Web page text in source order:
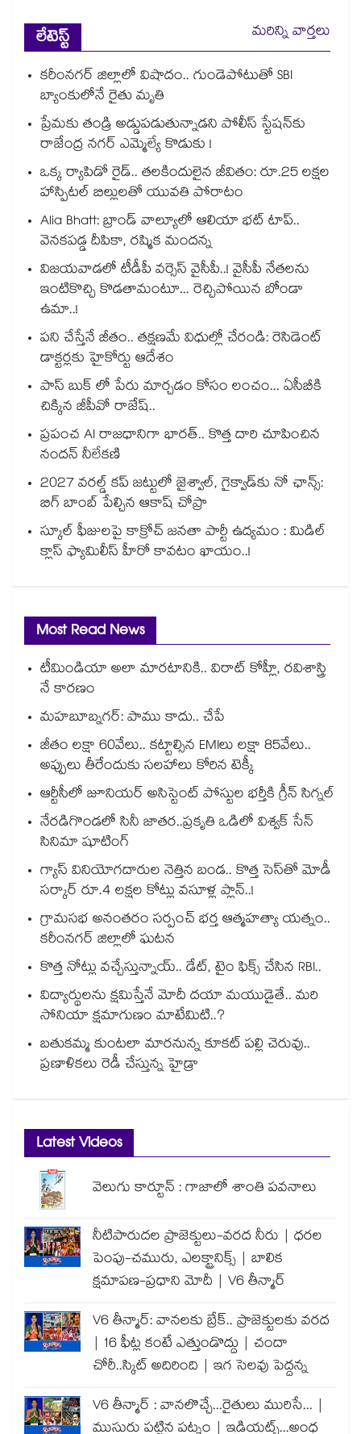
లేటెస్ట్
మరిన్ని వార్తలు
కరీంనగర్ జిల్లాలో విషాదం.. గుండెపోటుతో SBI
బ్యాంకులోనే రైతు మృతి
ప్రేమకు తండ్రి అడ్డుపడుతున్నాడని పోలీస్ స్టేషన్⁪కు
రాజేంద్ర నగర్ ఎమ్మెల్యే కొడుకు !
ఒక్క ర్యాపిడో రైడ్.. తలకిందులైన జీవితం: రూ.25 లక్షల
హాస్పిటల్ బిల్లులతో యువతి పోరాటం
Alia Bhatt: బ్రాండ్ వాల్యూలో ఆలియా భట్ టాప్..
వెనకపడ్డ దీపికా, రష్మిక మందన్న
విజయవాడలో టీడీపీ వర్సెస్ వైసీపీ..! వైసీపీ నేతలను
ఇంటికొచ్చి కొడతామంటూ... రెచ్చిపోయిన బోండా
ఉమా..!
పని చేస్తేనే జీతం.. తక్షణమే విధుల్లో చేరండి: రెసిడెంట్
డాక్టర్లకు హైకోర్టు ఆదేశం
పాస్ బుక్ లో పేరు మార్చడం కోసం లంచం... ఏసీబీకి
చిక్కిన జీపీవో రాజేష్..
ప్రపంచ AI రాజధానిగా భారత్.. కొత్త దారి చూపించిన
నందన్ నీలేకణి
2027 వరల్డ్ కప్‎ జట్టులో జైశ్వాల్, గైక్వాడ్‎కు నో ఛాన్స్:
బిగ్ బాంబ్ పేల్చిన ఆకాష్ చోప్రా
స్కూల్ ఫీజులపై కాక్రోచ్ జనతా పార్టీ ఉద్యమం : మిడిల్
క్లాస్ ఫ్యామిలీస్ హీరో కావటం ఖాయం..!
Most Read News
టీమిండియా అలా మారటానికి.. విరాట్ కోహ్లీ, రవిశాస్త్రి
నే కారణం
మహబూబ్నగర్: పాము కాదు.. చేపే
జీతం లక్షా 60వేలు.. కట్టాల్సిన EMIలు లక్షా 85వేలు..
అప్పులు తీరేందుకు సలహాలు కోరిన టెక్కీ
ఆర్టీసీలో జూనియర్ అసిస్టెంట్‌‌ పోస్టుల భర్తీకి గ్రీన్‌‌ సిగ్నల్
నేరడిగొండలో సినీ జాతర..ప్రకృతి ఒడిలో విశ్వక్ సేన్
సినిమా షూటింగ్
గ్యాస్ వినియోగదారుల నెత్తిన బండ.. కొత్త సెస్‌తో మోడీ
సర్కార్ రూ.4 లక్షల కోట్లు వసూళ్ల ప్లాన్..!
గ్రామసభ అనంతరం సర్పంచ్ భర్త ఆత్మహత్యా యత్నం..
కరీంనగర్ జిల్లాలో ఘటన
కొత్త నోట్లు వచ్చేస్తున్నాయ్.. డేట్, టైం ఫిక్స్ చేసిన RBI..
విద్యార్థులను క్షమిస్తేనే మోదీ దయా మయుడైతే.. మరి
సోనియా క్షమాగుణం మాటేమిటి..?
బతుకమ్మ కుంటలా మారనున్న కూకట్ పల్లి చెరువు..
ప్రణాళికలు రెడీ చేస్తున్న హైడ్రా
Latest Videos
వెలుగు కార్టూన్ : గాజాలో శాంతి పవనాలు
నీటిపారుదల ప్రాజెక్టులు-వరద నీరు | ధరల
పెంపు-చమురు, ఎలక్ట్రానిక్స్ | బాలిక
క్షమాపణ-ప్రధాని మోదీ | V6 తీన్మార్
V6 తీన్మార్: వానలకు బ్రేక్.. ప్రాజెక్టులకు వరద
| 16 ఫీట్ల కంటే ఎత్తుండొద్దు | చందా
చోరీ..స్కిట్ అదిరింది | ఇగ సెలవు పెద్దన్న
V6 తీన్మార్ : వానలొచ్చే...రైతులు మురిసే... |